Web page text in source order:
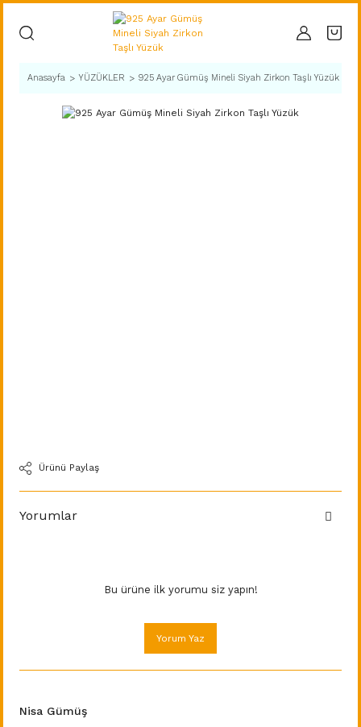
Anasayfa YÜZÜKLER 925 Ayar Gümüş Mineli Siyah Zirkon Taşlı Yüzük
Ürünü Paylaş
Yorumlar
Bu ürüne ilk yorumu siz yapın!
Yorum Yaz
Nisa Gümüş